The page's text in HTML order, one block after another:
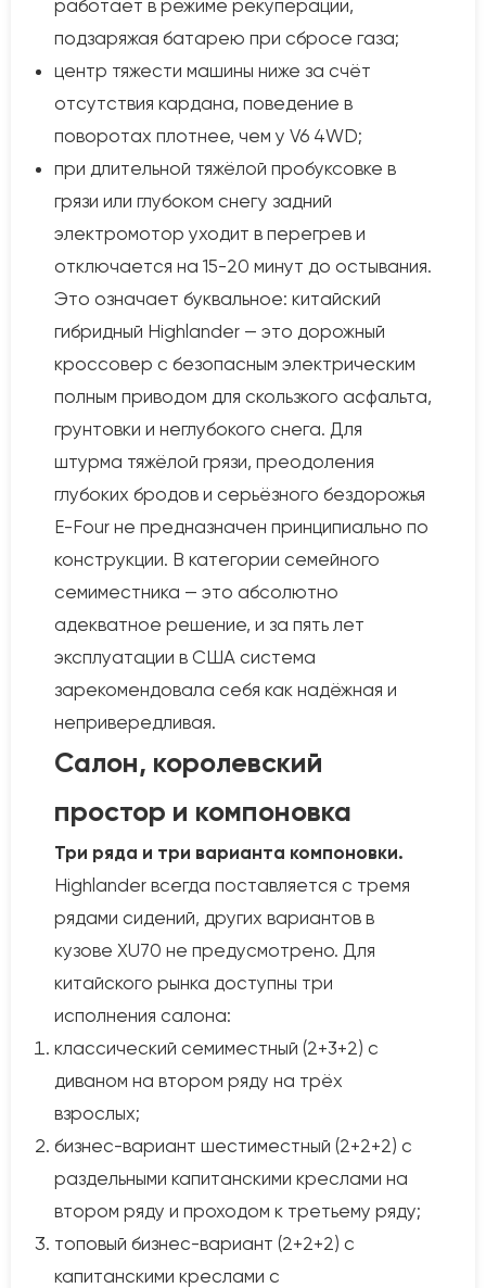
работает в режиме рекуперации,
подзаряжая батарею при сбросе газа;
центр тяжести машины ниже за счёт
отсутствия кардана, поведение в
поворотах плотнее, чем у V6 4WD;
при длительной тяжёлой пробуксовке в
грязи или глубоком снегу задний
электромотор уходит в перегрев и
отключается на 15-20 минут до остывания.
Это означает буквальное: китайский
гибридный Highlander — это дорожный
кроссовер с безопасным электрическим
полным приводом для скользкого асфальта,
грунтовки и неглубокого снега. Для
штурма тяжёлой грязи, преодоления
глубоких бродов и серьёзного бездорожья
E-Four не предназначен принципиально по
конструкции. В категории семейного
семиместника — это абсолютно
адекватное решение, и за пять лет
эксплуатации в США система
зарекомендовала себя как надёжная и
непривередливая.
Салон, королевский
простор и компоновка
Три ряда и три варианта компоновки.
Highlander всегда поставляется с тремя
рядами сидений, других вариантов в
кузове XU70 не предусмотрено. Для
китайского рынка доступны три
исполнения салона:
классический семиместный (2+3+2) с
диваном на втором ряду на трёх
взрослых;
бизнес-вариант шестиместный (2+2+2) с
раздельными капитанскими креслами на
втором ряду и проходом к третьему ряду;
топовый бизнес-вариант (2+2+2) с
капитанскими креслами с